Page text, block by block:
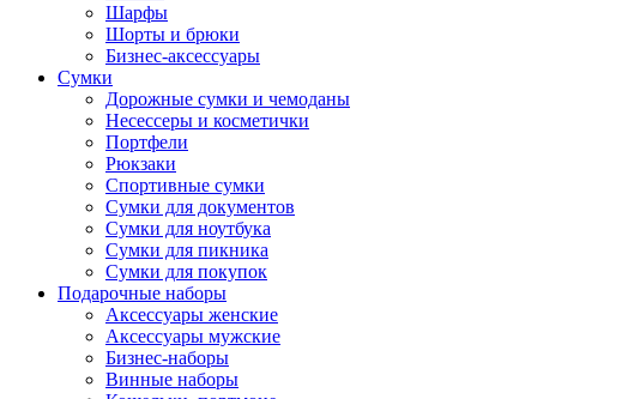
Шарфы
Шорты и брюки
Бизнес-аксессуары
Сумки
Дорожные сумки и чемоданы
Несессеры и косметички
Портфели
Рюкзаки
Спортивные сумки
Сумки для документов
Сумки для ноутбука
Сумки для пикника
Сумки для покупок
Подарочные наборы
Аксессуары женские
Аксессуары мужские
Бизнес-наборы
Винные наборы